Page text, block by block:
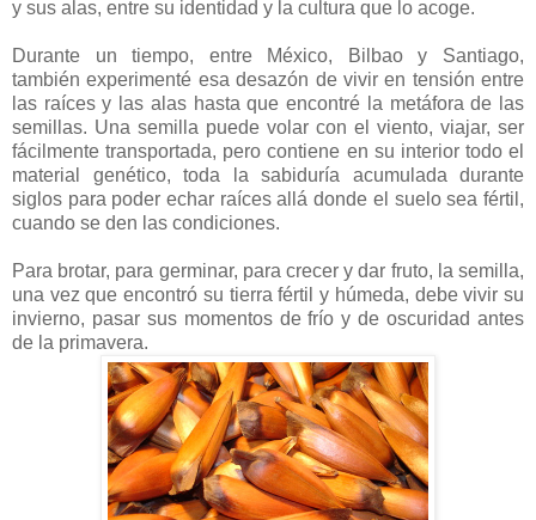
y sus alas, entre su identidad y la cultura que lo acoge.
Durante un tiempo, entre México, Bilbao y Santiago,
también experimenté esa desazón de vivir en tensión entre
las raíces y las alas hasta que encontré la metáfora de las
semillas. Una semilla puede volar con el viento, viajar, ser
fácilmente transportada, pero contiene en su interior todo el
material genético, toda la sabiduría acumulada durante
siglos para poder echar raíces allá donde el suelo sea fértil,
cuando se den las condiciones.
Para brotar, para germinar, para crecer y dar fruto, la semilla,
una vez que encontró su tierra fértil y húmeda, debe vivir su
invierno, pasar sus momentos de frío y de oscuridad antes
de la primavera.